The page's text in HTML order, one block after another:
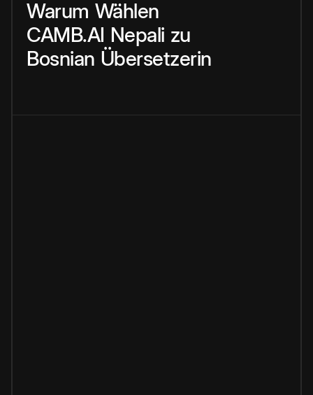
Warum Wählen
CAMB.AI Nepali zu
Bosnian Übersetzerin